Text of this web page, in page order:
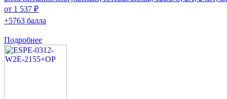
от 1 537 ₽
+5763 балла
Подробнее